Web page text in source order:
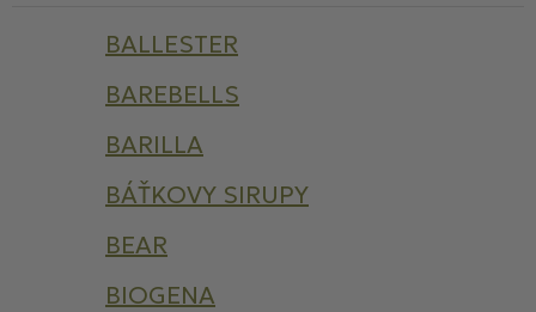
BALLESTER
BAREBELLS
BARILLA
BÁŤKOVY SIRUPY
BEAR
BIOGENA